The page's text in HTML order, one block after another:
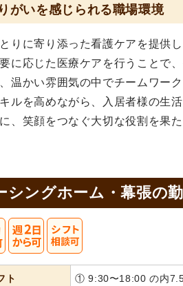
がいを感じられる職場環境
りに寄り添った看護ケアを提供
に応じた医療ケアを行うことで
温かい雰囲気の中でチームワー
ルを高めながら、入居者様の生
、笑顔をつなぐ大切な役割を果
シングホーム・幕張の
ト ① 9:30〜18:00 の内7.5